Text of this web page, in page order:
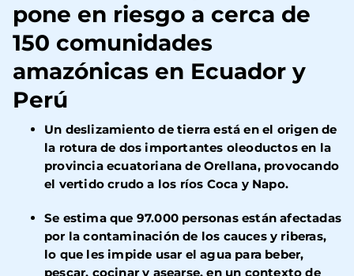
pone en riesgo a cerca de
150 comunidades
amazónicas en Ecuador y
Perú
Un deslizamiento de tierra está en el origen de
la rotura de dos importantes oleoductos en la
provincia ecuatoriana de Orellana, provocando
el vertido crudo a los ríos Coca y Napo.
Se estima que 97.000 personas están afectadas
por la contaminación de los cauces y riberas,
lo que les impide usar el agua para beber,
pescar, cocinar y asearse, en un contexto de